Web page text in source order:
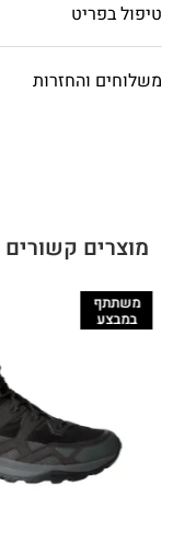
טיפול בפריט
משלוחים והחזרות
מוצרים קשורים
משתתף
במבצע